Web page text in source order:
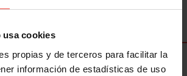
usa cookies
propias y de terceros para facilitar la
información de estadísticas de uso